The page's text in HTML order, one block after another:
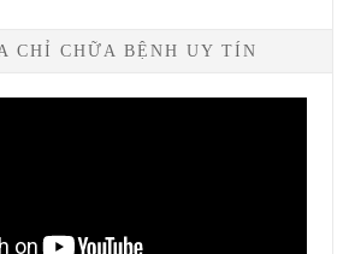
CHỈ CHỮA BỆNH UY TÍN